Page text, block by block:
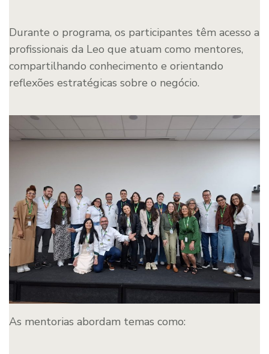
Durante o programa, os participantes têm acesso a
profissionais da Leo que atuam como mentores,
compartilhando conhecimento e orientando
reflexões estratégicas sobre o negócio.
As mentorias abordam temas como: